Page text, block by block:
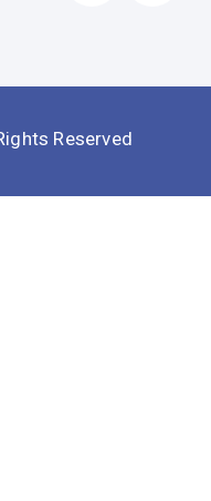
Reserved